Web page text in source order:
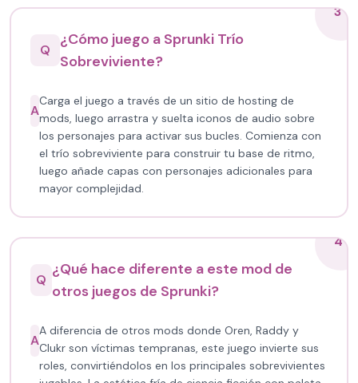
3
Q
¿Cómo juego a Sprunki Trío
Sobreviviente?
A
Carga el juego a través de un sitio de hosting de
mods, luego arrastra y suelta iconos de audio sobre
los personajes para activar sus bucles. Comienza con
el trío sobreviviente para construir tu base de ritmo,
luego añade capas con personajes adicionales para
mayor complejidad.
4
Q
¿Qué hace diferente a este mod de
otros juegos de Sprunki?
A
A diferencia de otros mods donde Oren, Raddy y
Clukr son víctimas tempranas, este juego invierte sus
roles, convirtiéndolos en los principales sobrevivientes